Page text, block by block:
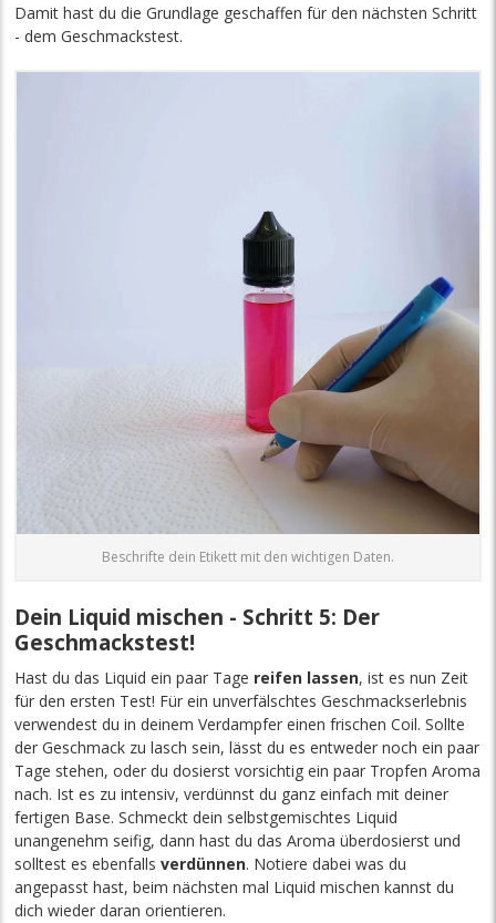
Damit hast du die Grundlage geschaffen für den nächsten Schritt
- dem Geschmackstest.
Beschrifte dein Etikett mit den wichtigen Daten.
Dein Liquid mischen - Schritt 5: Der
Geschmackstest!
Hast du das Liquid ein paar Tage reifen lassen, ist es nun Zeit
für den ersten Test! Für ein unverfälschtes Geschmackserlebnis
verwendest du in deinem Verdampfer einen frischen Coil. Sollte
der Geschmack zu lasch sein, lässt du es entweder noch ein paar
Tage stehen, oder du dosierst vorsichtig ein paar Tropfen Aroma
nach. Ist es zu intensiv, verdünnst du ganz einfach mit deiner
fertigen Base. Schmeckt dein selbstgemischtes Liquid
unangenehm seifig, dann hast du das Aroma überdosierst und
solltest es ebenfallsverdünnen. Notiere dabei was du
angepasst hast, beim nächsten mal Liquid mischen kannst du
dich wieder daran orientieren.